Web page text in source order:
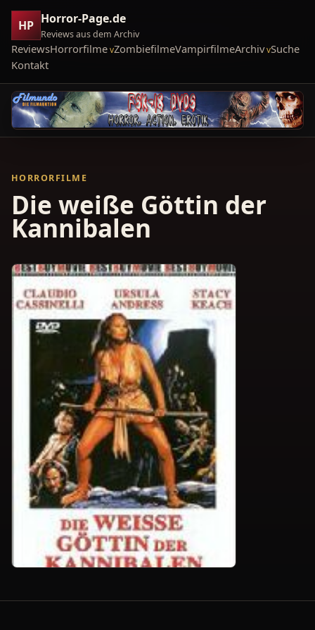
HP Horror-Page.de
Reviews aus dem Archiv
ReviewsHorrorfilme ZombiefilmeVampirfilmeArchiv Suche
Kontakt
HORRORFILME
Die weiße Göttin der
Kannibalen